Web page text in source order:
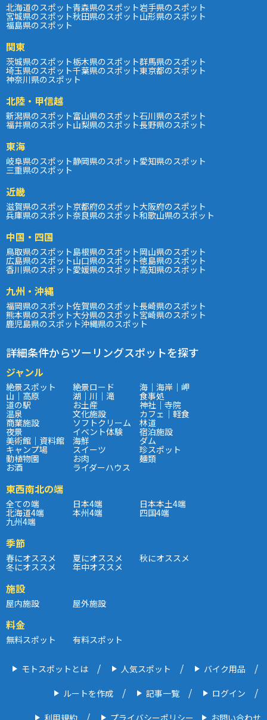
北海道のスポット青森県のスポット岩手県のスポット
宮城県のスポット秋田県のスポット山形県のスポット
福島県のスポット
関東
茨城県のスポット栃木県のスポット群馬県のスポット
埼玉県のスポット千葉県のスポット東京都のスポット
神奈川県のスポット
北陸・甲信越
新潟県のスポット富山県のスポット石川県のスポット
福井県のスポット山梨県のスポット長野県のスポット
東海
岐阜県のスポット静岡県のスポット愛知県のスポット
三重県のスポット
近畿
滋賀県のスポット京都府のスポット大阪府のスポット
兵庫県のスポット奈良県のスポット和歌山県のスポット
中国・四国
鳥取県のスポット島根県のスポット岡山県のスポット
広島県のスポット山口県のスポット徳島県のスポット
香川県のスポット愛媛県のスポット高知県のスポット
九州・沖縄
福岡県のスポット佐賀県のスポット長崎県のスポット
熊本県のスポット大分県のスポット宮崎県のスポット
鹿児島県のスポット沖縄県のスポット
詳細条件からツーリングスポットを探す
ジャンル
絶景スポット 絶景ロード 海｜海岸｜岬
山｜高原 湖｜川｜滝 食事処
道の駅 お土産 神社｜寺院
温泉 文化施設 カフェ｜軽食
商業施設 ソフトクリーム 林道
夜景 イベント体験 宿泊施設
美術館｜資料館 海鮮 ダム
キャンプ場 スイーツ 珍スポット
動植物園 お肉 麺類
お酒 ライダーハウス
東西南北の端
全ての端 日本4端 日本本土4端
北海道4端 本州4端 四国4端
九州4端
季節
春にオススメ 夏にオススメ 秋にオススメ
冬にオススメ 年中オススメ
施設
屋内施設 屋外施設
料金
無料スポット 有料スポット
モトスポットとは 人気スポット バイク用品
ルートを作成 記事一覧 ログイン
利用規約 プライバシーポリシー お問い合わせ